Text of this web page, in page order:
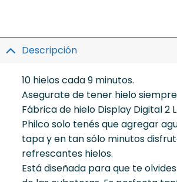
Descripción
10 hielos cada 9 minutos.
Asegurate de tener hielo
Fábrica de hielo Display Digital 2
Philco solo tenés que agregar
tapa y en tan sólo minutos
refrescantes hielos.
Está diseñada para que te